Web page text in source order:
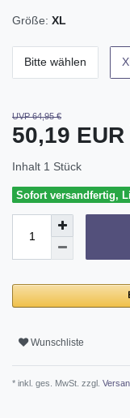
Größe: XL
Bitte wählen
UVP 64,95 €
50,19 EUR
Inhalt 1 Stück
Sofort versandfertig,
Wunschliste
* inkl. ges. MwSt. zzgl.